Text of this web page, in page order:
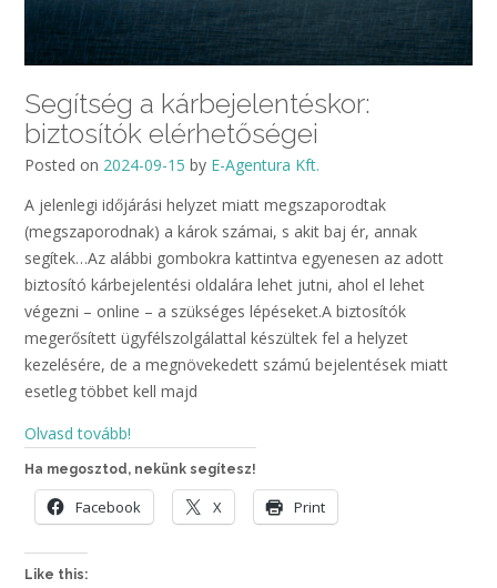
Segítség a kárbejelentéskor:
biztosítók elérhetőségei
Posted on 2024-09-15 by E-Agentura Kft.
A jelenlegi időjárási helyzet miatt megszaporodtak
(megszaporodnak) a károk számai, s akit baj ér, annak
segítek…Az alábbi gombokra kattintva egyenesen az adott
biztosító kárbejelentési oldalára lehet jutni, ahol el lehet
végezni – online – a szükséges lépéseket.A biztosítók
megerősített ügyfélszolgálattal készültek fel a helyzet
kezelésére, de a megnövekedett számú bejelentések miatt
esetleg többet kell majd
Olvasd tovább!
Ha megosztod, nekünk segítesz!
Facebook X Print
Like this: